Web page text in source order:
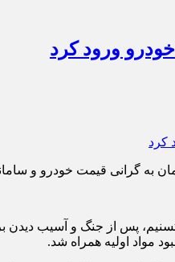
ورود کرد
به گرانی قیمت خودرو و
پس از جنگ و آسیب دیدن
مواد اولیه همراه شد.